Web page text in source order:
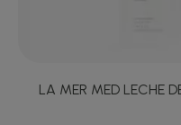
LA MER MED LECHE